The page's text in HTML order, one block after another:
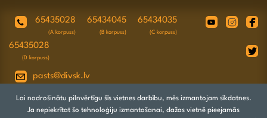
65435028
(A korpuss)
65434045
(B korpuss)
65434035
(C korpuss)
65435028
(D korpuss)
pasts@divsk.lv
Juridiskā adrese: Daugavpils, Valkas ielā
4A, LV-5417
Lai nodrošinātu pilnvērtīgu šīs vietnes darbību, mēs izmantojam sīkdatnes.
Ja nepiekrītat šo tehnoloģiju izmantošanai, dažas vietnē pieejamās